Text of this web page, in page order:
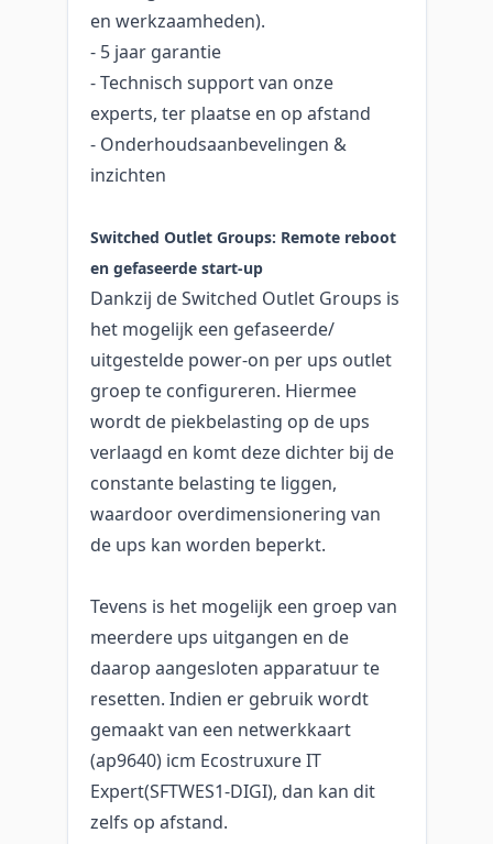
en werkzaamheden).
- 5 jaar garantie
- Technisch support van onze
experts, ter plaatse en op afstand
- Onderhoudsaanbevelingen &
inzichten
Switched Outlet Groups: Remote reboot
en gefaseerde start-up
Dankzij de Switched Outlet Groups is
het mogelijk een gefaseerde/
uitgestelde power-on per ups outlet
groep te configureren. Hiermee
wordt de piekbelasting op de ups
verlaagd en komt deze dichter bij de
constante belasting te liggen,
waardoor overdimensionering van
de ups kan worden beperkt.
Tevens is het mogelijk een groep van
meerdere ups uitgangen en de
daarop aangesloten apparatuur te
resetten. Indien er gebruik wordt
gemaakt van een netwerkkaart
(ap9640) icm Ecostruxure IT
Expert(SFTWES1-DIGI), dan kan dit
zelfs op afstand.